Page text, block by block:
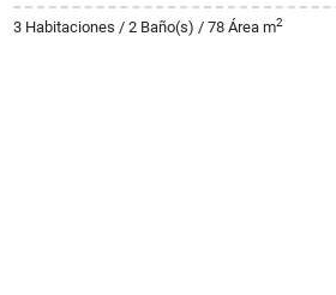
3 Habitaciones / 2 Baño(s) / 78 Área m2